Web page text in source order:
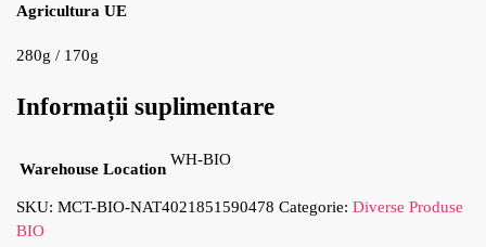
Agricultura UE
280g / 170g
Informații suplimentare
Warehouse Location
WH-BIO
SKU: MCT-BIO-NAT4021851590478 Categorie: Diverse Produse
BIO